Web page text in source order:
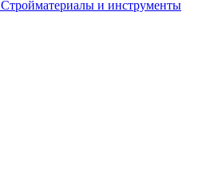
Стройматериалы и инструменты